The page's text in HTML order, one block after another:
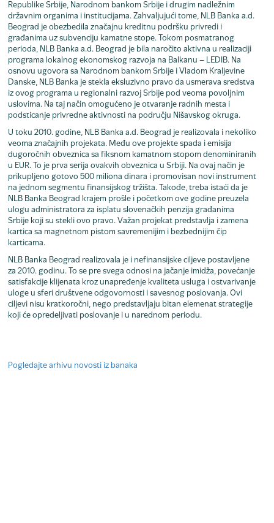
Republike Srbije, Narodnom bankom Srbije i drugim nadležnim
državnim organima i institucijama. Zahvaljujući tome, NLB Banka a.d.
Beograd je obezbedila značajnu kreditnu podršku privredi i
građanima uz subvenciju kamatne stope. Tokom posmatranog
perioda, NLB Banka a.d. Beograd je bila naročito aktivna u realizaciji
programa lokalnog ekonomskog razvoja na Balkanu – LEDIB. Na
osnovu ugovora sa Narodnom bankom Srbije i Vladom Kraljevine
Danske, NLB Banka je stekla eksluzivno pravo da usmerava sredstva
iz ovog programa u regionalni razvoj Srbije pod veoma povoljnim
uslovima. Na taj način omogućeno je otvaranje radnih mesta i
podsticanje privredne aktivnosti na području Nišavskog okruga.
U toku 2010. godine, NLB Banka a.d. Beograd je realizovala i nekoliko
veoma značajnih projekata. Među ove projekte spada i emisija
dugoročnih obveznica sa fiksnom kamatnom stopom denominiranih
u EUR. To je prva serija ovakvih obveznica u Srbiji. Na ovaj način je
prikupljeno gotovo 500 miliona dinara i promovisan novi instrument
na jednom segmentu finansijskog tržišta. Takođe, treba istaći da je
NLB Banka Beograd krajem prošle i početkom ove godine preuzela
ulogu administratora za isplatu slovenačkih penzija građanima
Srbije koji su stekli ovo pravo. Važan projekat predstavlja i zamena
kartica sa magnetnom pistom savremenijim i bezbednijim čip
karticama.
NLB Banka Beograd realizovala je i nefinansijske ciljeve postavljene
za 2010. godinu. To se pre svega odnosi na jačanje imidža, povećanje
satisfakcije klijenata kroz unapređenje kvaliteta usluga i ostvarivanje
uloge u sferi društvene odgovornosti i savesnog poslovanja. Ovi
ciljevi nisu kratkoročni, nego predstavljaju bitan elemenat strategije
koji će opredeljivati poslovanje i u narednom periodu.
Pogledajte arhivu novosti iz banaka